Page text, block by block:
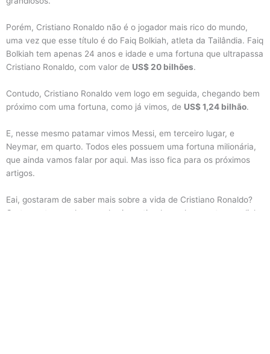
Porém, Cristiano Ronaldo não é o jogador mais rico do mundo,
uma vez que esse título é do Faiq Bolkiah, atleta da Tailândia. Faiq
Bolkiah tem apenas 24 anos e idade e uma fortuna que ultrapassa
Cristiano Ronaldo, com valor de US$ 20 bilhões.
Contudo, Cristiano Ronaldo vem logo em seguida, chegando bem
próximo com uma fortuna, como já vimos, de US$ 1,24 bilhão.
E, nesse mesmo patamar vimos Messi, em terceiro lugar, e
Neymar, em quarto. Todos eles possuem uma fortuna milionária,
que ainda vamos falar por aqui. Mas isso fica para os próximos
artigos.
Eai, gostaram de saber mais sobre a vida de Cristiano Ronaldo?
Certamente, um dos grandes incentivadores do esporte mundial.